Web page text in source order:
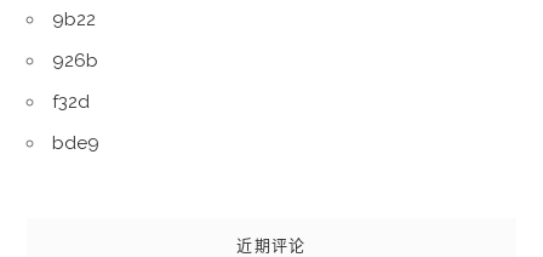
9b22
926b
f32d
bde9
近期评论